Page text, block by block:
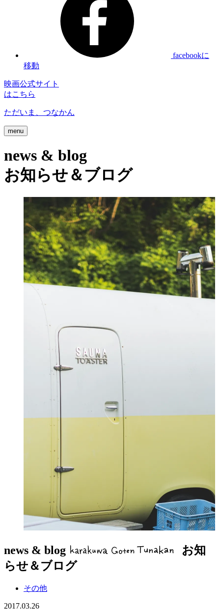
facebookに
移動
映画公式サイト
はこちら
ただいま、つなかん
menu
news & blog
お知らせ＆ブログ
news & blog
お知
らせ＆ブログ
その他
2017.03.26